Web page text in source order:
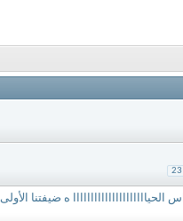
23
ه ضيفتنا الأولى